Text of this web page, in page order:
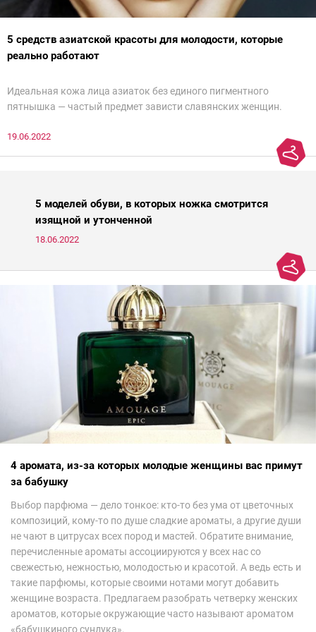
5 средств азиатской красоты для молодости, которые
реально работают
Идеальная кожа лица азиаток без единого пигментного
пятнышка — частый предмет зависти славянских женщин.
генетикой и в зрелом возрасте их легко можно спутать с
молодой девушкой. Но дело не только в ДНК — грамотный уход
японок и кореянок играет немалую роль в предотвращении
средств для молодости от Ксении Вебер, косметолога-эстетиста
и «эксперта идеальной кожи Intercharm 2020».
19.06.2022
5 моделей обуви, в которых ножка смотрится
изящной и утонченной
18.06.2022
4 аромата, из-за которых молодые женщины вас примут
за бабушку
Выбор парфюма — дело тонкое: кто-то без ума от цветочных
композиций, кому-то по душе сладкие ароматы, а другие души
не чают в цитрусах всех пород и мастей. Обратите внимание,
перечисленные ароматы ассоциируются у всех нас со
свежестью, нежностью, молодостью и красотой. А ведь есть и
такие парфюмы, которые своими нотами могут добавить
женщине возраста. Предлагаем разобрать четверку женских
ароматов, которые окружающие часто называют ароматом
«бабушкиного сундука».